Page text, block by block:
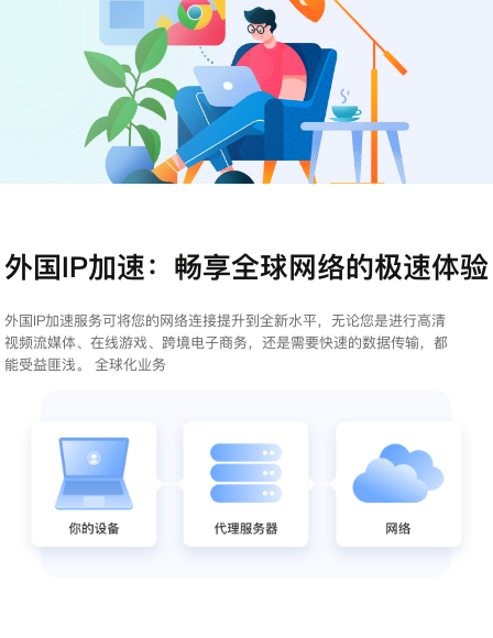
外国IP加速：畅享全球网络的极速体验
外国IP加速服务可将您的网络连接提升到全新水平，无论您是进行高清
视频流媒体、在线游戏、跨境电子商务，还是需要快速的数据传输，都
能受益匪浅。 全球化业务